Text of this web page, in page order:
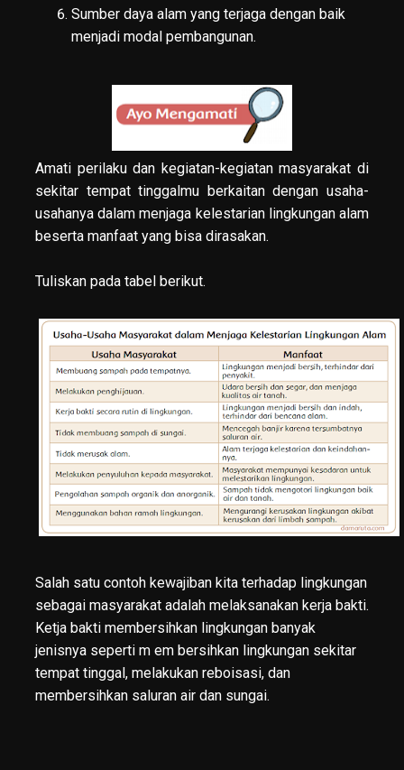
Sumber daya alam yang terjaga dengan baik
menjadi modal pembangunan.
Amati perilaku dan kegiatan-kegiatan masyarakat di
sekitar tempat tinggalmu berkaitan dengan usaha-
usahanya dalam menjaga kelestarian lingkungan alam
beserta manfaat yang bisa dirasakan.
Tuliskan pada tabel berikut.
Salah satu contoh kewajiban kita terhadap lingkungan
sebagai masyarakat adalah melaksanakan kerja bakti.
Ketja bakti membersihkan lingkungan banyak
jenisnya seperti m em bersihkan lingkungan sekitar
tempat tinggal, melakukan reboisasi, dan
membersihkan saluran air dan sungai.